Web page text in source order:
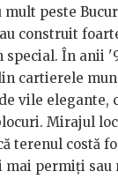
mult peste
construit
În anii
cartierele
vile elegante,
Mirajul
terenul costă
permiți sau